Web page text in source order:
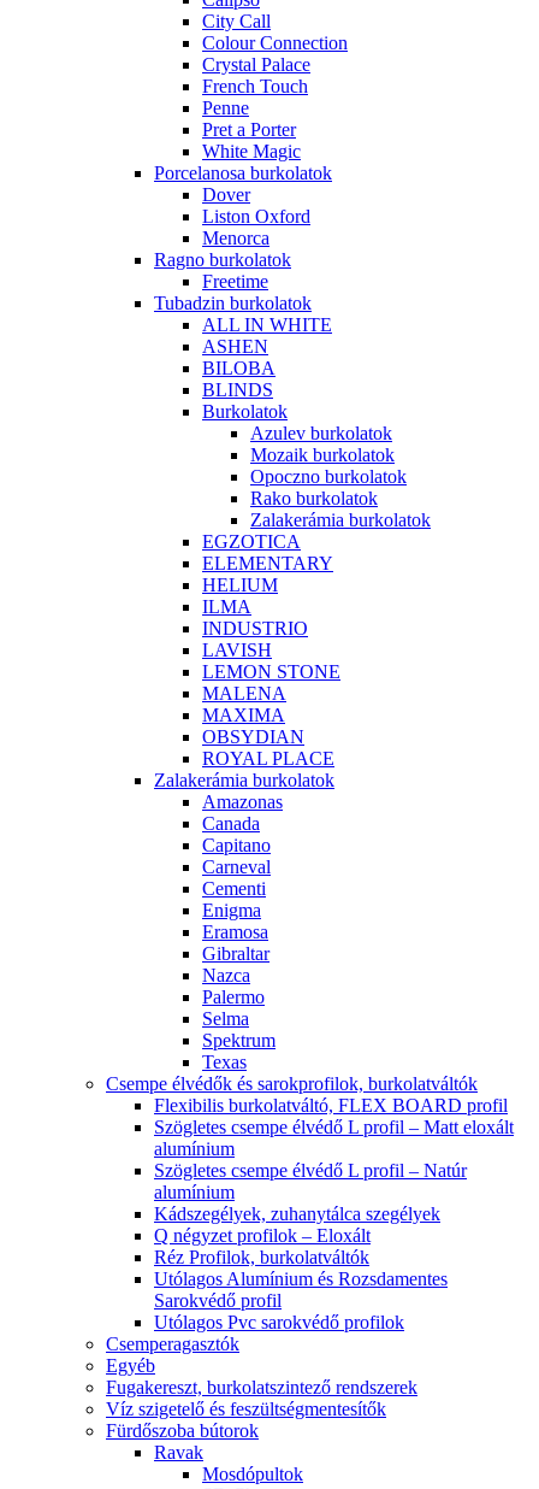
City Call
Colour Connection
Crystal Palace
French Touch
Penne
Pret a Porter
White Magic
Porcelanosa burkolatok
Dover
Liston Oxford
Menorca
Ragno burkolatok
Freetime
Tubadzin burkolatok
ALL IN WHITE
ASHEN
BILOBA
BLINDS
Burkolatok
Azulev burkolatok
Mozaik burkolatok
Opoczno burkolatok
Rako burkolatok
Zalakerámia burkolatok
EGZOTICA
ELEMENTARY
HELIUM
ILMA
INDUSTRIO
LAVISH
LEMON STONE
MALENA
MAXIMA
OBSYDIAN
ROYAL PLACE
Zalakerámia burkolatok
Amazonas
Canada
Capitano
Carneval
Cementi
Enigma
Eramosa
Gibraltar
Nazca
Palermo
Selma
Spektrum
Texas
Csempe élvédők és sarokprofilok, burkolatváltók
Flexibilis burkolatváltó, FLEX BOARD profil
Szögletes csempe élvédő L profil – Matt eloxált
alumínium
Szögletes csempe élvédő L profil – Natúr
alumínium
Kádszegélyek, zuhanytálca szegélyek
Q négyzet profilok – Eloxált
Réz Profilok, burkolatváltók
Utólagos Alumínium és Rozsdamentes
Sarokvédő profil
Utólagos Pvc sarokvédő profilok
Csemperagasztók
Egyéb
Fugakereszt, burkolatszintező rendszerek
Víz szigetelő és feszültségmentesítők
Fürdőszoba bútorok
Ravak
Mosdópultok